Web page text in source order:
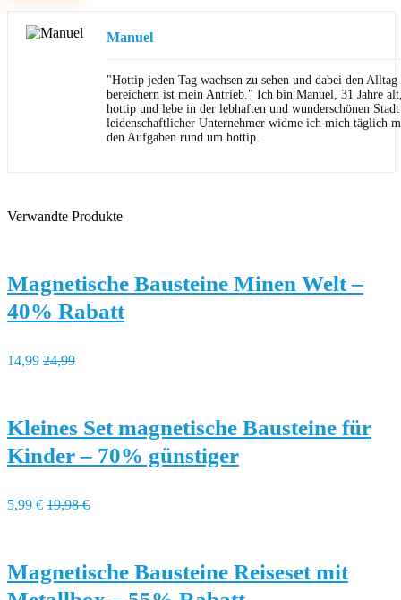
Manuel
"Hottip jeden Tag wachsen zu sehen und dabei den
bereichern ist mein Antrieb." Ich bin Manuel, 31 Jahre
hottip und lebe in der lebhaften und wunderschönen
leidenschaftlicher Unternehmer widme ich mich täglich
den Aufgaben rund um hottip.
Verwandte Produkte
Magnetische Bausteine Minen Welt –
40% Rabatt
14,99 24,99
Kleines Set magnetische Bausteine für
Kinder – 70% günstiger
5,99 € 19,98 €
Magnetische Bausteine Reiseset mit